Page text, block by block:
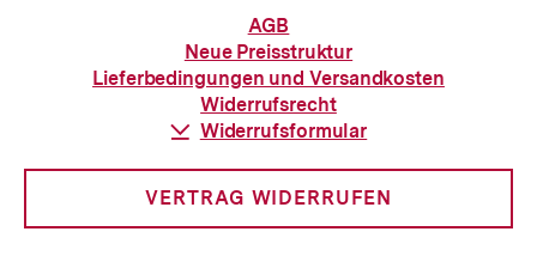
Informationen
zur
Bestellung
AGB
Neue Preisstruktur
Lieferbedingungen und Versandkosten
Widerrufsrecht
Download-
Widerrufsformular
VERTRAG WIDERRUFEN